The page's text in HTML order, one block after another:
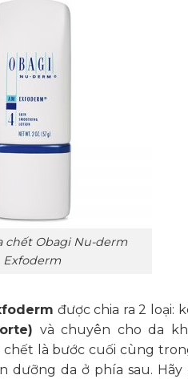
chết Obagi Nu-derm
Exfoderm
được chia ra 2 loại:
và chuyên cho da
là bước cuối cùng
dưỡng da ở phía sau.